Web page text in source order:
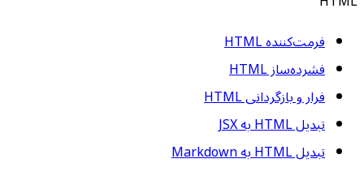
فرمت‌کننده HTML
فشرده‌ساز HTML
فرار و بازگردانی HTML
تبدیل HTML به JSX
تبدیل HTML به Markdown